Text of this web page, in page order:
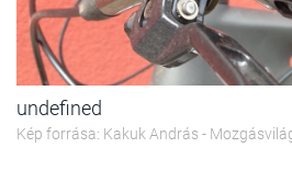
undefined
Kép forrása: Kakuk András -